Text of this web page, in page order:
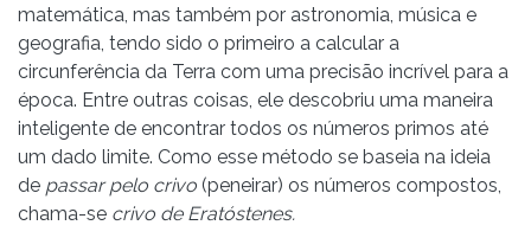
matemática, mas também por astronomia, música e
geografia, tendo sido o primeiro a calcular a
circunferência da Terra com uma precisão incrível para a
época. Entre outras coisas, ele descobriu uma maneira
inteligente de encontrar todos os números primos até
um dado limite. Como esse método se baseia na ideia
de passar pelo crivo (peneirar) os números compostos,
chama-se crivo de Eratóstenes.